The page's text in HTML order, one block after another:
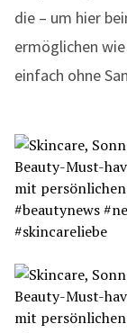
die – um hier
ermöglichen
einfach ohne